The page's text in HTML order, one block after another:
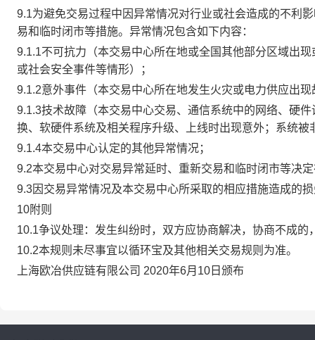
9.1为避免交易过程中因异常情况对行业或社会造成的不利
易和临时闭市等措施。异常情况包含如下内容：
9.1.1不可抗力（本交易中心所在地或全国其他部分区域出
或社会安全事件等情形）；
9.1.2意外事件（本交易中心所在地发生火灾或电力供应出
9.1.3技术故障（本交易中心交易、通信系统中的网络、硬
换、软硬件系统及相关程序升级、上线时出现意外；系统
9.1.4本交易中心认定的其他异常情况；
9.2本交易中心对交易异常延时、重新交易和临时闭市等决
9.3因交易异常情况及本交易中心所采取的相应措施造成的
10附则
10.1争议处理：发生纠纷时，双方应协商解决，协商不成
10.2本规则未尽事宜以循环宝及其他相关交易规则为准。
上海欧冶供应链有限公司 2020年6月10日颁布